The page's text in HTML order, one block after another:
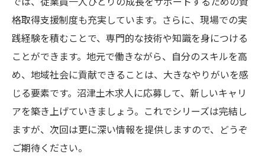
格取得支援制度も充実しています。さらに、現場での実
践経験を積むことで、専門的な技術や知識を身につける
ことができます。地元で働きながら、自分のスキルを高
め、地域社会に貢献できることは、大きなやりがいを感
じる要素です。沼津土木求人に応募して、新しいキャリ
アを築き上げていきましょう。これでシリーズは完結し
ますが、次回は更に深い情報を提供しますので、どうぞ
ご期待ください。